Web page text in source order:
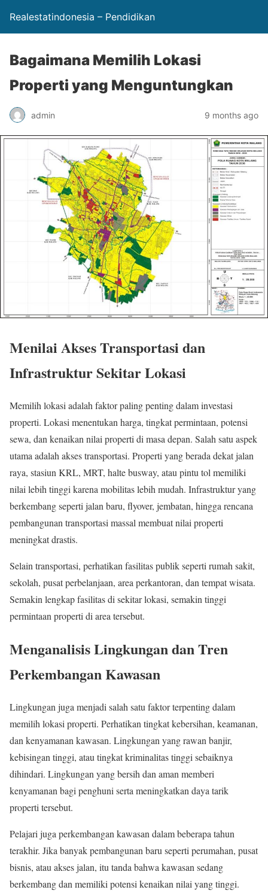
Realestatindonesia – Pendidikan
Bagaimana Memilih Lokasi
Properti yang Menguntungkan
admin 9 months ago
Menilai Akses Transportasi dan
Infrastruktur Sekitar Lokasi
Memilih lokasi adalah faktor paling penting dalam investasi
properti. Lokasi menentukan harga, tingkat permintaan, potensi
sewa, dan kenaikan nilai properti di masa depan. Salah satu aspek
utama adalah akses transportasi. Properti yang berada dekat jalan
raya, stasiun KRL, MRT, halte busway, atau pintu tol memiliki
nilai lebih tinggi karena mobilitas lebih mudah. Infrastruktur yang
berkembang seperti jalan baru, flyover, jembatan, hingga rencana
pembangunan transportasi massal membuat nilai properti
meningkat drastis.
Selain transportasi, perhatikan fasilitas publik seperti rumah sakit,
sekolah, pusat perbelanjaan, area perkantoran, dan tempat wisata.
Semakin lengkap fasilitas di sekitar lokasi, semakin tinggi
permintaan properti di area tersebut.
Menganalisis Lingkungan dan Tren
Perkembangan Kawasan
Lingkungan juga menjadi salah satu faktor terpenting dalam
memilih lokasi properti. Perhatikan tingkat kebersihan, keamanan,
dan kenyamanan kawasan. Lingkungan yang rawan banjir,
kebisingan tinggi, atau tingkat kriminalitas tinggi sebaiknya
dihindari. Lingkungan yang bersih dan aman memberi
kenyamanan bagi penghuni serta meningkatkan daya tarik
properti tersebut.
Pelajari juga perkembangan kawasan dalam beberapa tahun
terakhir. Jika banyak pembangunan baru seperti perumahan, pusat
bisnis, atau akses jalan, itu tanda bahwa kawasan sedang
berkembang dan memiliki potensi kenaikan nilai yang tinggi.